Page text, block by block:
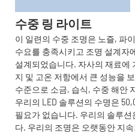
수중 링 라이트
이 일련의 수중 조명은 노즐, 파
수요를 충족시키고 조명 설계자
설계되었습니다. 자사의 재료에
지 및 고온 저항에서 큰 성능을
수준으로 소금, 습식, 수중 해안
우리의 LED 솔루션의 수명은
필요가 없습니다. 우리의 솔루
다. 우리의 조명은 오랫동안 지